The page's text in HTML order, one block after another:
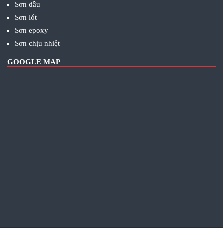
Sơn dầu
Sơn lót
Sơn epoxy
Sơn chịu nhiệt
GOOGLE MAP